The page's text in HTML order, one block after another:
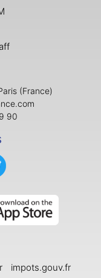
(France)
90
impots.gouv.fr